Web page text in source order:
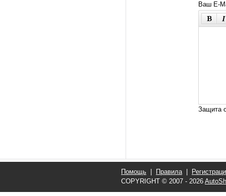
Ваш E-
Защита
Помощь Правила|
COPYRIGHT © 2007 - 2026